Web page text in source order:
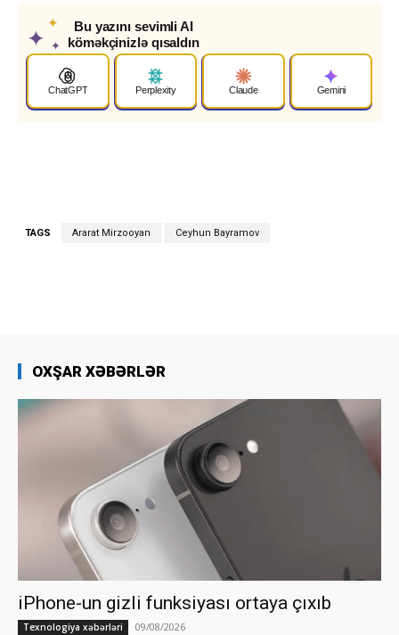
✦
✦
✦
Bu yazını sevimli AI
köməkçinizlə qısaldın
ChatGPT Perplexity Claude Gemini
TAGS Ararat Mirzooyan Ceyhun Bayramov
OXŞAR XƏBƏRLƏR
iPhone-un gizli funksiyası ortaya çıxıb
Texnologiya xəbərləri 09/08/2026